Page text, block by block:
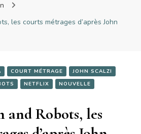
les courts métrages d’après John
COURT MÉTRAGE
JOHN SCALZI
NETFLIX
NOUVELLE
and Robots, les